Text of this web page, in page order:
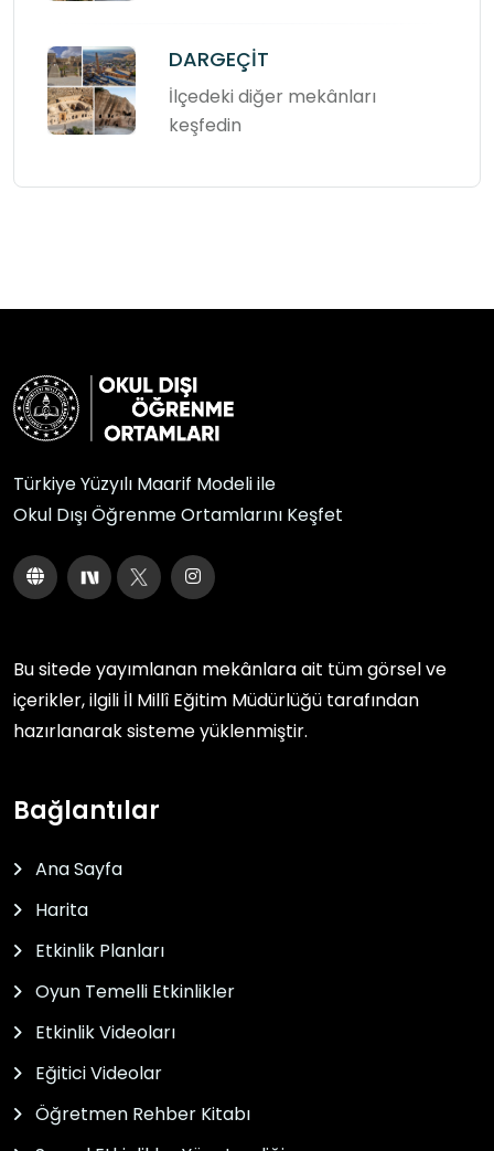
DARGEÇİT
İlçedeki diğer mekânları
keşfedin
Türkiye Yüzyılı Maarif Modeli ile
Okul Dışı Öğrenme Ortamlarını Keşfet
Bu sitede yayımlanan mekânlara ait tüm görsel ve
içerikler, ilgili İl Millî Eğitim Müdürlüğü tarafından
hazırlanarak sisteme yüklenmiştir.
Bağlantılar
Ana Sayfa
Harita
Etkinlik Planları
Oyun Temelli Etkinlikler
Etkinlik Videoları
Eğitici Videolar
Öğretmen Rehber Kitabı